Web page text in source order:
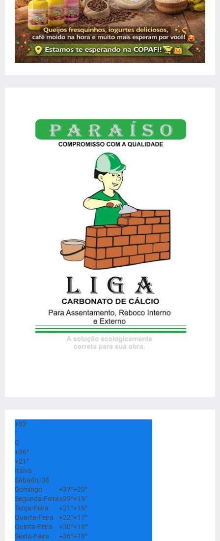
+32
°
C
+36°
+21°
Italva
Sábado, 08
Domingo
+37°+20°
Segunda-Feira+29°+19°
Terça-Feira
+21°+19°
Quarta-Feira
+22°+17°
Quinta-Feira
+30°+18°
Sexta-Feira
+36°+18°